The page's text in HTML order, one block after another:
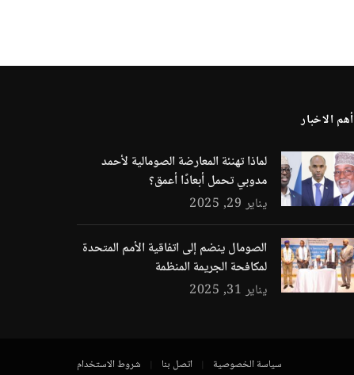
أهم الاخبار
لماذا تهنئة المعارضة الصومالية لأحمد
مدوبي تحمل أبعادًا أعمق؟
يناير 29, 2025
الصومال ينضم إلى اتفاقية الأمم المتحدة
لمكافحة الجريمة المنظمة
يناير 31, 2025
سياسة الخصوصية اتصل بنا شروط الاستخدام